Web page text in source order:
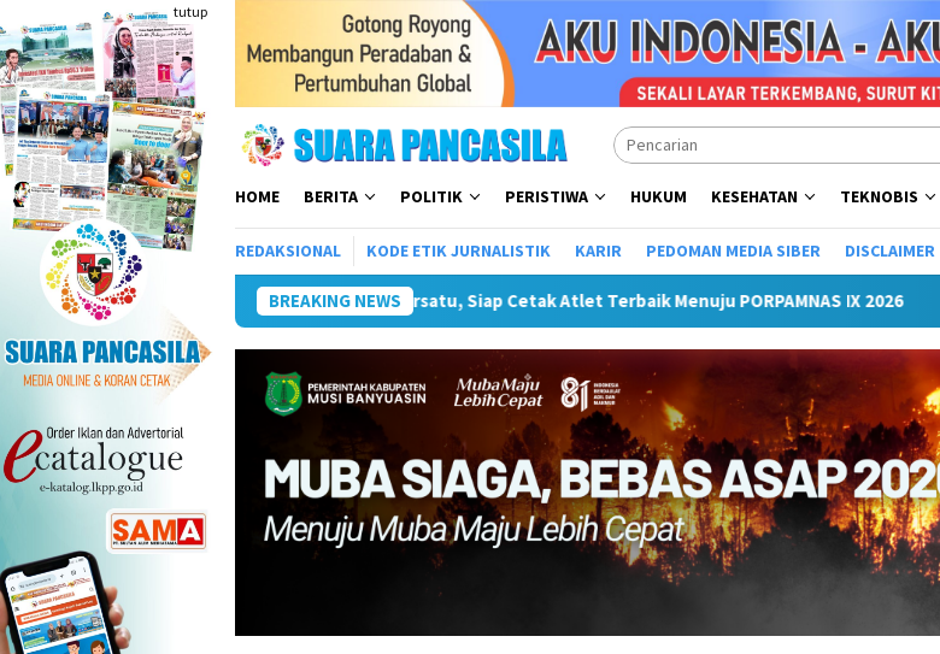
ke
konten
tutup
HOME BERITA POLITIK PERISTIWA HUKUM KESEHATAN TEKNOBIS
REDAKSIONAL KODE ETIK JURNALISTIK KARIR PEDOMAN MEDIA SIBER DISCLAIMER
BREAKING NEWS
Cetak Atlet Terbaik Menuju PORPAMNAS IX 2026 Lomba Turnamen Mini Soccer Antar Organisasi